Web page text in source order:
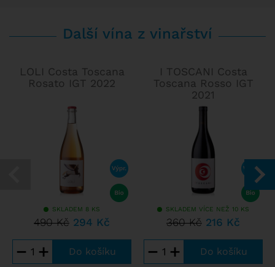
Další vína z vinařství
LOLI Costa Toscana
Rosato IGT 2022
SKLADEM 8 KS
490 Kč 294 Kč
− +
I TOSCANI Costa
Toscana Rosso IGT
2021
SKLADEM VÍCE NEŽ 10 KS
360 Kč 216 Kč
− +